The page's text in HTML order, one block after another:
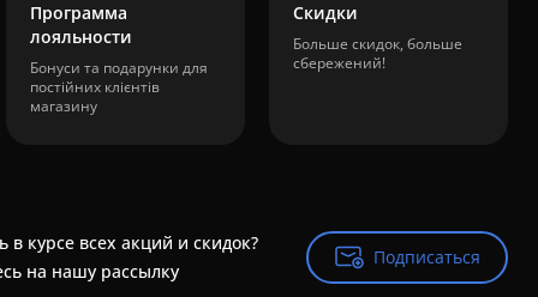
Программа
лояльности
Бонуси та подарунки для
постійних клієнтів
магазину
Скидки
Больше скидок, больше
сбережений!
в курсе всех акций и скидок?
на нашу рассылку
Подписаться
Подписаться